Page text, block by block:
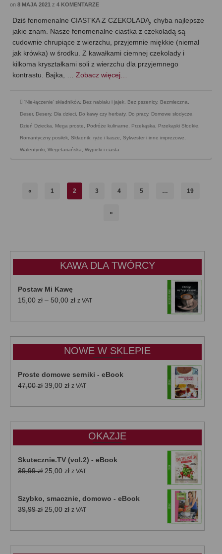
on 8 MAJA 2021 z 4 KOMENTARZE
Dziś fenomenalne CIASTKA Z CZEKOLADĄ, chyba najlepsze
jakie znam. Nasze fenomenalne ciastka z czekoladą są
cudownie chrupiące z wierzchu, przyjemnie miękkie (niemal
jak krówka) w środku. Z kawałkami ciemnej czekolady i
kilkoma kryształkami soli z wierzchu dla przyjemnego
kontrastu. Bajka, … Zobacz więcej…
'Nie-łączenie' składników, Bez nabiału i jajek Bez pszenicy, Bezmleczna
Deser, Desery, Dla dzieci Do kawy czy herbaty, Do pracy, Domowe słodycze
Dzień Dziecka Mega proste Podróże kulinarne Przekąska Przekąski Słodkie
Romantyczny posiłek Składnik: ryże i kasze Sylwester i inne imprezowe
Walentynki Wegetariańska Wypieki i ciasta
« 1 2 3 4 5 … 19
»
KAWA DLA TWÓRCY
Postaw Mi Kawę
15,00 zł – 50,00 złZakres
od
do
50,00 zł
z VAT
NOWE W SKLEPIE
Proste domowe serniki - eBook
47,00zł Pierwotna
wynosiła:
39,00 złAktualna
wynosi:
z VAT
OKAZJE
Skutecznie.TV (vol.2) - eBook
39,99zł Pierwotna
39,99 zł.
25,00 złAktualna
25,00 zł.
z VAT
Szybko, smacznie, domowo - eBook
39,99zł Pierwotna
wynosiła:
25,00 złAktualna
wynosi:
z VAT